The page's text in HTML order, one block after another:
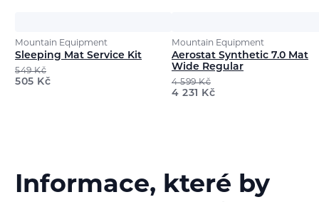
Mountain Equipment
Sleeping Mat Service Kit
549Kč
505 Kč
Mountain Equipment
Aerostat Synthetic 7.0 Mat
Wide Regular
4 599Kč
4 231 Kč
Informace, které by